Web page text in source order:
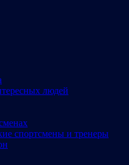
людей
спортсмены и тренеры